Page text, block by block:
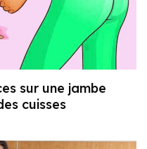
sur une jambe
cuisses